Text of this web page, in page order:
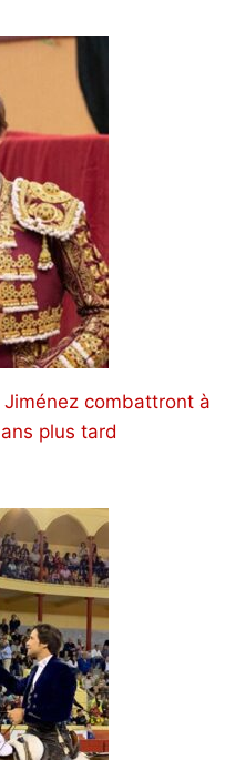
combattront à
plus tard